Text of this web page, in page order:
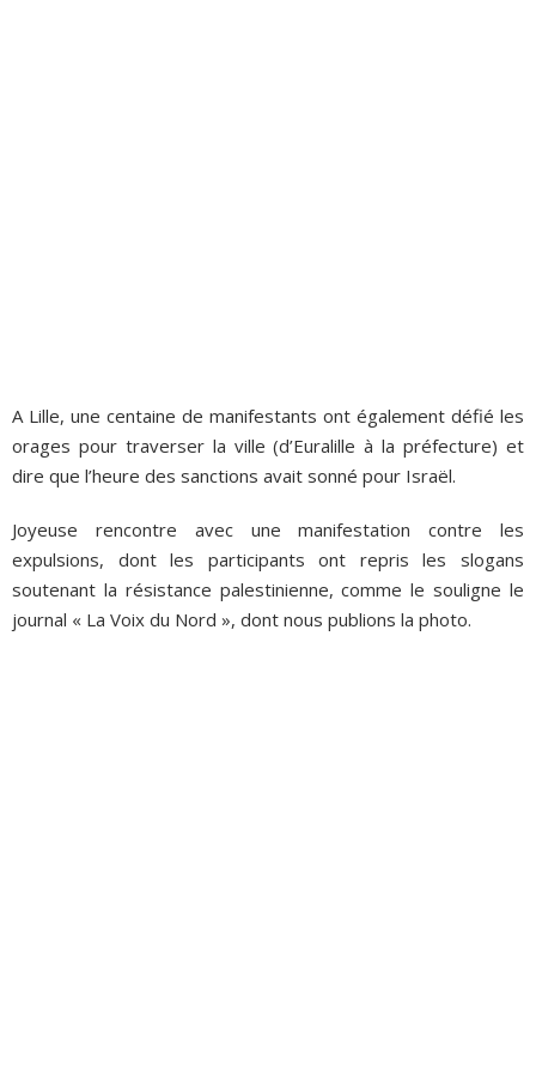
A Lille, une centaine de manifestants ont également défié les
orages pour traverser la ville (d’Euralille à la préfecture) et
dire que l’heure des sanctions avait sonné pour Israël.
Joyeuse rencontre avec une manifestation contre les
expulsions, dont les participants ont repris les slogans
soutenant la résistance palestinienne, comme le souligne le
journal « La Voix du Nord », dont nous publions la photo.